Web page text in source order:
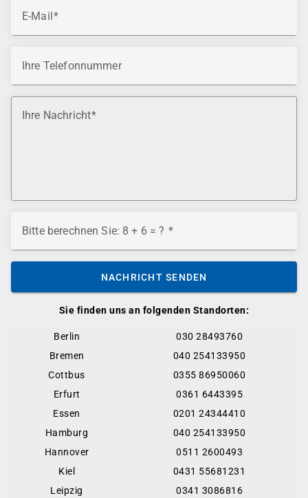
Sie finden uns an folgenden Standorten:
Berlin
030 28493760
Bremen
040 254133950
Cottbus
0355 86950060
Erfurt
0361 6443395
Essen
0201 24344410
Hamburg
040 254133950
Hannover
0511 2600493
Kiel
0431 55681231
Leipzig
0341 3086816
E-Mail
Ihre Telefonnummer
Ihre Nachricht
Bitte berechnen Sie: 8 + 6 = ?
NACHRICHT SENDEN